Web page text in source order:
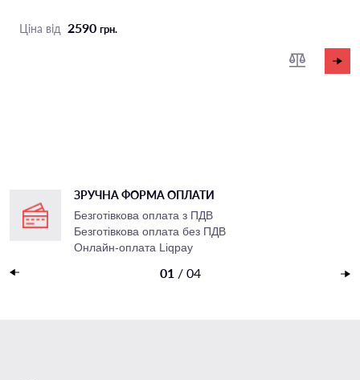
Ціна від 2590 грн.
ЗРУЧНА ФОРМА ОПЛАТИ
Безготівкова оплата з ПДВ
Безготівкова оплата без ПДВ
Онлайн-оплата Liqpay
01 / 04